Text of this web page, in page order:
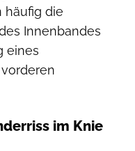
häufig die
Innenbandes
eines
im Knie